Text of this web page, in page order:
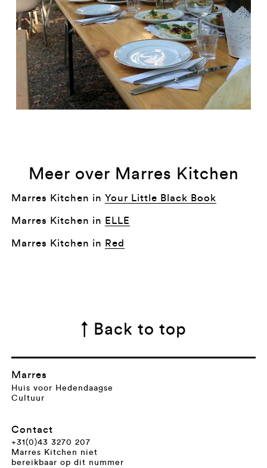
Meer over Marres Kitchen
Marres Kitchen in Your Little Black Book
Marres Kitchen in ELLE
Marres Kitchen in Red
↑ Back to top
Marres
Huis voor Hedendaagse
Cultuur
Contact
+31(0)43 3270 207
Marres Kitchen niet
bereikbaar op dit nummer